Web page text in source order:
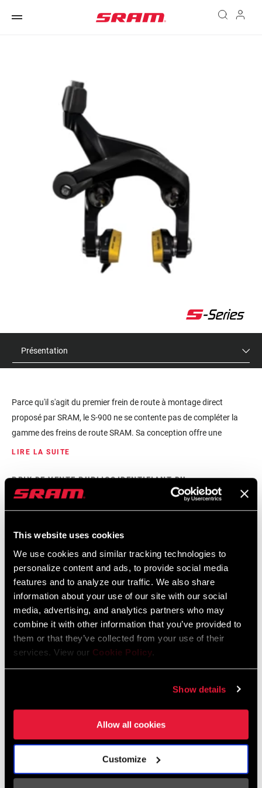
This website uses cookies
We use cookies and similar tracking technologies to
personalize content and ads, to provide social media
features and to analyze our traffic. We also share
information about your use of our site with our social
media, advertising, and analytics partners who may
combine it with other information that you’ve provided to
them or that they’ve collected from your use of their
services. View our Cookie Policy.
Show details
Allow all cookies
Customize
Présentation
TROUVER UN MAGASIN
Parce qu'il s'agit du premier frein de route à montage direct
proposé par SRAM, le S-900 ne se contente pas de compléter la
gamme des freins de route SRAM. Sa conception offre une
puissance amplifiée et une sensation exceptionnelle. Sa
déperdition " pour diriger l'énergie vers le frein plutôt que vers le
cadre et la fourche. On obtient par conséquent un transfert
d'énergie plus efficace depuis le levier vers la jante, ce qui engendre
autour du frein permet de monter des pneus allant jusqu'à 28c. Et
le frein est compatible avec tous les leviers SRAM non
hydrauliques pour route, dont le SRAM RED® eTap®.
LIRE LA SUITE
PRIX DE VENTE PUBLICS
CONSEILLÉS
IDENTIFIANT DU
CARACTÉRISTIQUES
Sensation d'homogénéité, puissance et progressivité avec
Espace libre agrandi permettant le montage de roues plus
VOIR PLUS DE CARACTÉRISTIQUES